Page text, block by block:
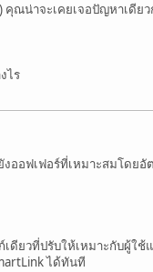
ณน่าจะเคยเจอปัญหาเดี
ไร
ออฟเฟอร์ที่เหมาะสมโดย
ดียวที่ปรับให้เหมาะกับผู้ใช้
ได้ทันที